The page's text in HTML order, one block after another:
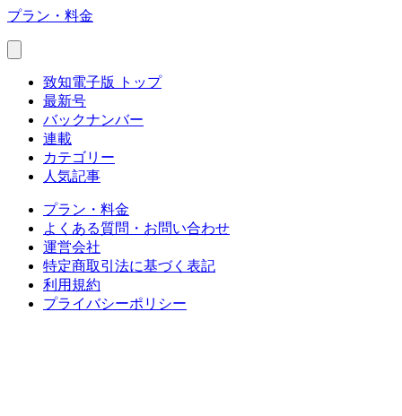
プラン・料金
致知電子版 トップ
最新号
バックナンバー
連載
カテゴリー
人気記事
プラン・料金
よくある質問・お問い合わせ
運営会社
特定商取引法に基づく表記
利用規約
プライバシーポリシー